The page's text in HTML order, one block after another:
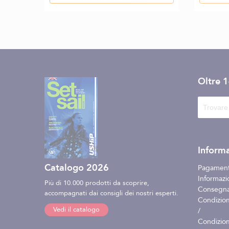
Catalogo 2026
Più di 10.000 prodotti da scoprire,
accompagnati dai consigli dei nostri esperti.
Vedi il catalogo
Oltre
/